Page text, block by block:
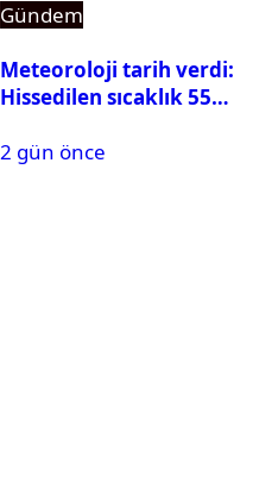
Gündem
Meteoroloji tarih verdi:
Hissedilen sıcaklık 55
2 gün önce